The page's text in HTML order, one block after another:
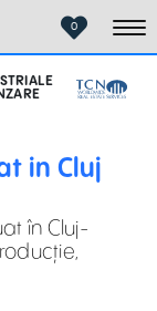
0
in Cluj
în Cluj-